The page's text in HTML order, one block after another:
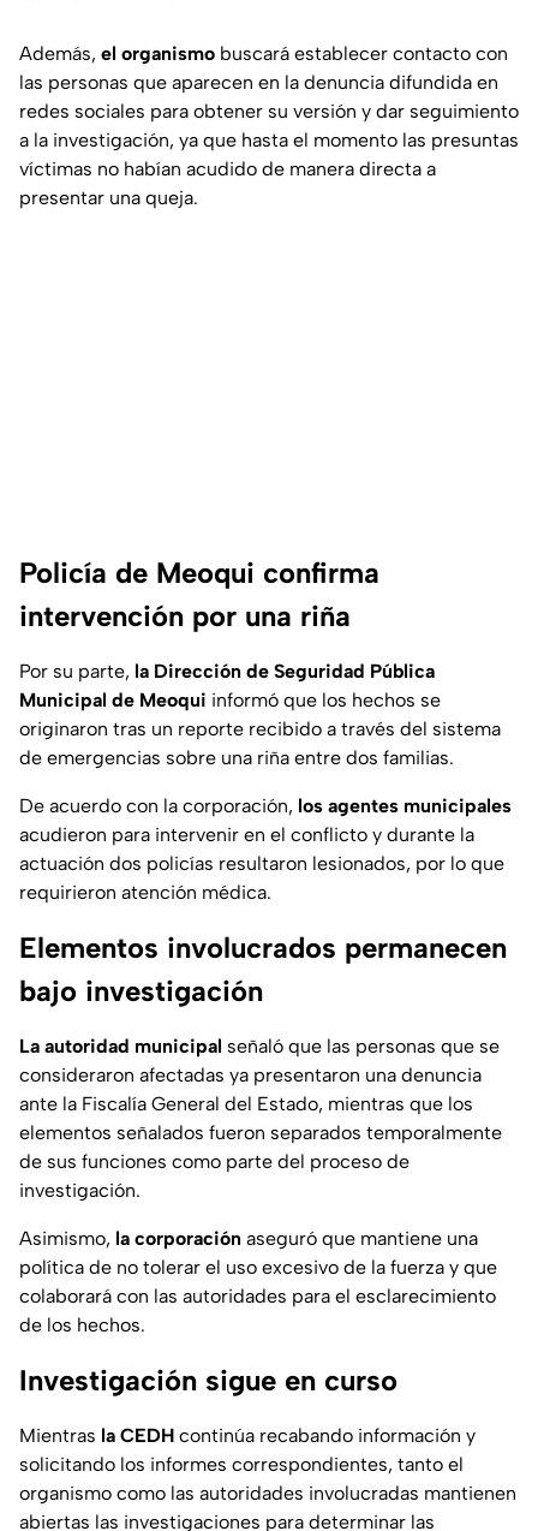
Además, el organismo buscará establecer contacto con
las personas que aparecen en la denuncia difundida en
redes sociales para obtener su versión y dar seguimiento
a la investigación, ya que hasta el momento las presuntas
víctimas no habían acudido de manera directa a
presentar una queja.
Policía de Meoqui confirma
intervención por una riña
Por su parte, la Dirección de Seguridad Pública
Municipal de Meoqui informó que los hechos se
originaron tras un reporte recibido a través del sistema
de emergencias sobre una riña entre dos familias.
De acuerdo con la corporación, los agentes municipales
acudieron para intervenir en el conflicto y durante la
actuación dos policías resultaron lesionados, por lo que
requirieron atención médica.
Elementos involucrados permanecen
bajo investigación
La autoridad municipal señaló que las personas que se
consideraron afectadas ya presentaron una denuncia
ante la Fiscalía General del Estado, mientras que los
elementos señalados fueron separados temporalmente
de sus funciones como parte del proceso de
investigación.
Asimismo, la corporación aseguró que mantiene una
política de no tolerar el uso excesivo de la fuerza y que
colaborará con las autoridades para el esclarecimiento
de los hechos.
Investigación sigue en curso
Mientras la CEDH continúa recabando información y
solicitando los informes correspondientes, tanto el
organismo como las autoridades involucradas mantienen
abiertas las investigaciones para determinar las